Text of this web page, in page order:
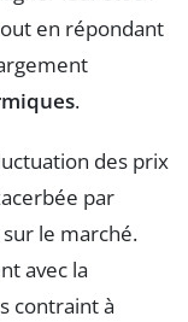
en répondant
.
des prix
par
sur le marché.
avec la
contraint à